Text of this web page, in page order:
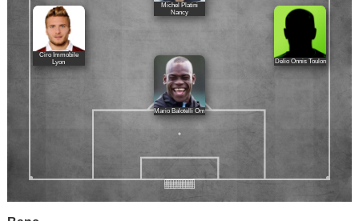
Michel Platini
Nancy
Delio Onnis Toulon
Ciro Immobile
Lyon
Mario Balotelli Om